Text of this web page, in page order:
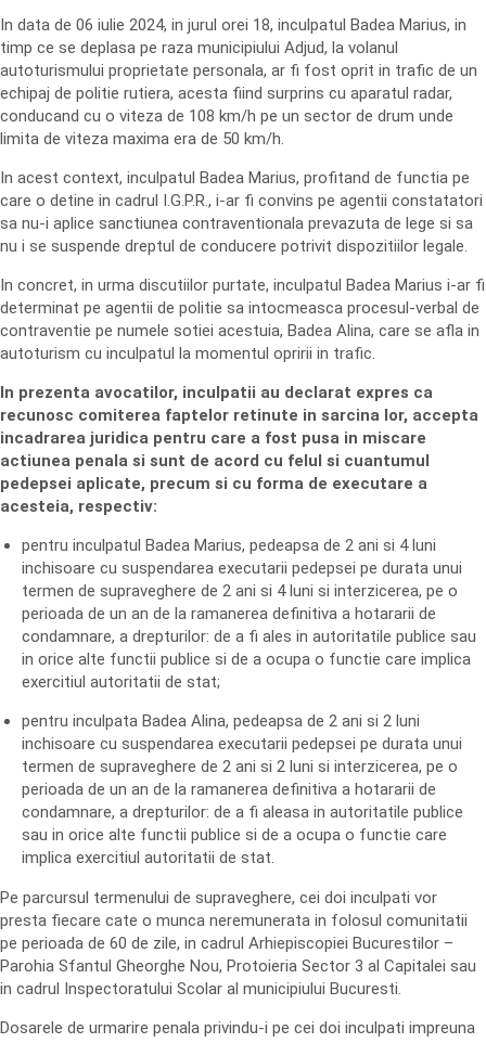
In data de 06 iulie 2024, in jurul orei 18, inculpatul Badea Marius, in
timp ce se deplasa pe raza municipiului Adjud, la volanul
autoturismului proprietate personala, ar fi fost oprit in trafic de un
echipaj de politie rutiera, acesta fiind surprins cu aparatul radar,
conducand cu o viteza de 108 km/h pe un sector de drum unde
limita de viteza maxima era de 50 km/h.
In acest context, inculpatul Badea Marius, profitand de functia pe
care o detine in cadrul I.G.P.R., i-ar fi convins pe agentii constatatori
sa nu-i aplice sanctiunea contraventionala prevazuta de lege si sa
nu i se suspende dreptul de conducere potrivit dispozitiilor legale.
In concret, in urma discutiilor purtate, inculpatul Badea Marius i-ar fi
determinat pe agentii de politie sa intocmeasca procesul-verbal de
contraventie pe numele sotiei acestuia, Badea Alina, care se afla in
autoturism cu inculpatul la momentul opririi in trafic.
In prezenta avocatilor, inculpatii au declarat expres ca
recunosc comiterea faptelor retinute in sarcina lor, accepta
incadrarea juridica pentru care a fost pusa in miscare
actiunea penala si sunt de acord cu felul si cuantumul
pedepsei aplicate, precum si cu forma de executare a
acesteia, respectiv:
pentru inculpatul Badea Marius, pedeapsa de 2 ani si 4 luni
inchisoare cu suspendarea executarii pedepsei pe durata unui
termen de supraveghere de 2 ani si 4 luni si interzicerea, pe o
perioada de un an de la ramanerea definitiva a hotararii de
condamnare, a drepturilor: de a fi ales in autoritatile publice sau
in orice alte functii publice si de a ocupa o functie care implica
exercitiul autoritatii de stat;
pentru inculpata Badea Alina, pedeapsa de 2 ani si 2 luni
inchisoare cu suspendarea executarii pedepsei pe durata unui
termen de supraveghere de 2 ani si 2 luni si interzicerea, pe o
perioada de un an de la ramanerea definitiva a hotararii de
condamnare, a drepturilor: de a fi aleasa in autoritatile publice
sau in orice alte functii publice si de a ocupa o functie care
implica exercitiul autoritatii de stat.
Pe parcursul termenului de supraveghere, cei doi inculpati vor
presta fiecare cate o munca neremunerata in folosul comunitatii
pe perioada de 60 de zile, in cadrul Arhiepiscopiei Bucurestilor –
Parohia Sfantul Gheorghe Nou, Protoieria Sector 3 al Capitalei sau
in cadrul Inspectoratului Scolar al municipiului Bucuresti.
Dosarele de urmarire penala privindu-i pe cei doi inculpati impreuna